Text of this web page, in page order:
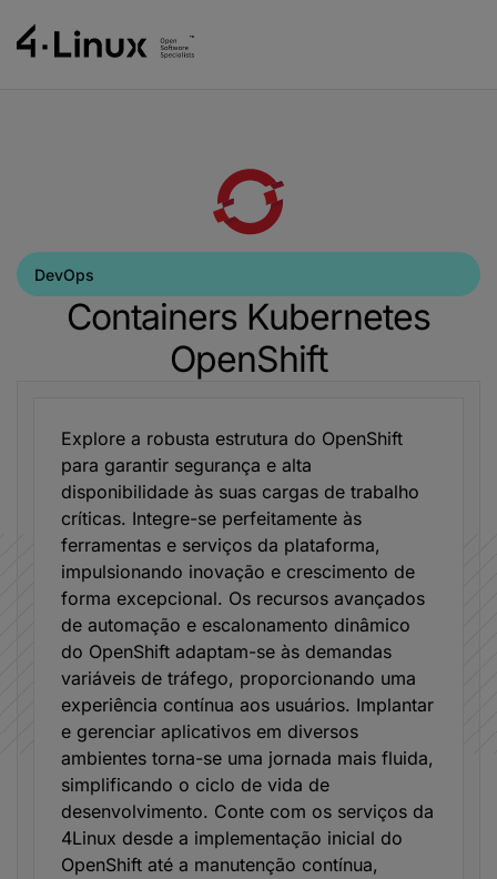
Containers Kubernetes
OpenShift
DevOps
Explore a robusta estrutura do OpenShift
para garantir segurança e alta
disponibilidade às suas cargas de trabalho
críticas. Integre-se perfeitamente às
ferramentas e serviços da plataforma,
impulsionando inovação e crescimento de
forma excepcional. Os recursos avançados
de automação e escalonamento dinâmico
do OpenShift adaptam-se às demandas
variáveis de tráfego, proporcionando uma
experiência contínua aos usuários. Implantar
e gerenciar aplicativos em diversos
ambientes torna-se uma jornada mais fluida,
simplificando o ciclo de vida de
desenvolvimento. Conte com os serviços da
4Linux desde a implementação inicial do
OpenShift até a manutenção contínua,